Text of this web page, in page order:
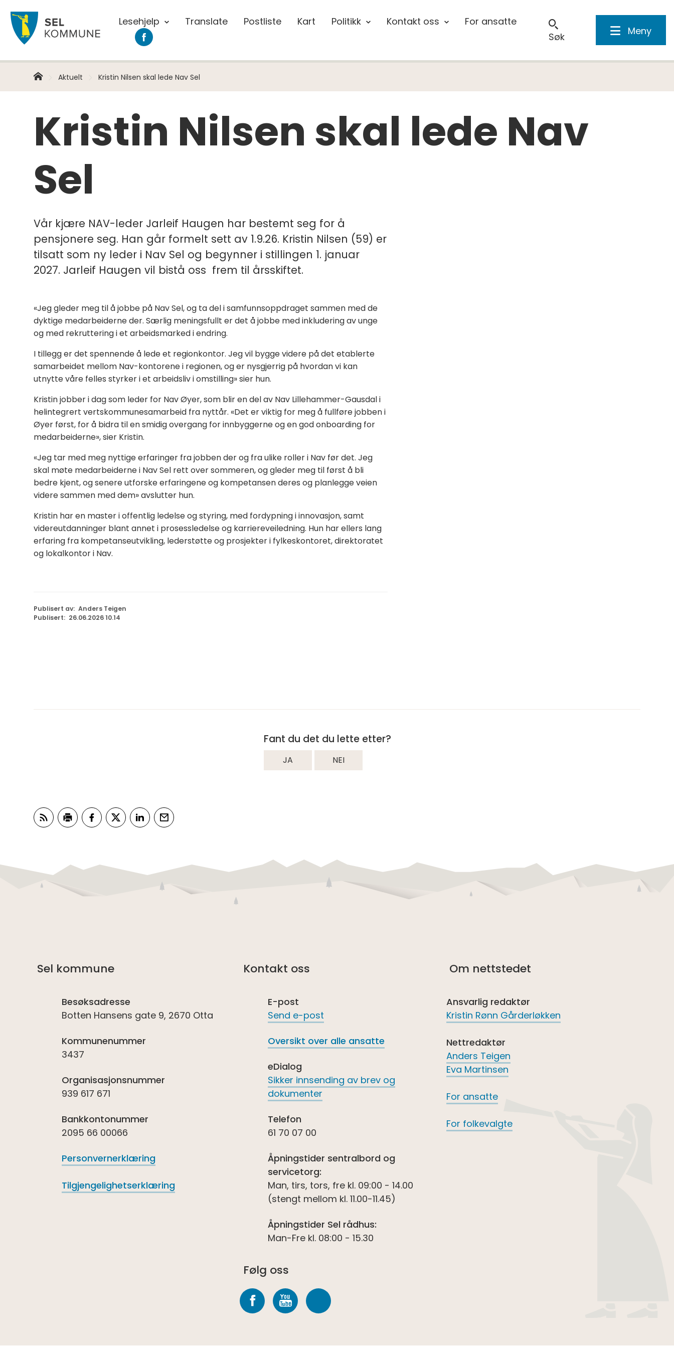
Sel
kommune
Lesehjelp Translate Postliste Kart Politikk Kontakt oss
For ansatte
Sel
på
Facebook
Søk Meny
Du
er
HjemAktuelt Kristin Nilsen skal lede Nav Sel
Kristin Nilsen skal lede Nav
Sel
Vår kjære NAV-leder Jarleif Haugen har bestemt seg for å
pensjonere seg. Han går formelt sett av 1.9.26. Kristin Nilsen (59) er
tilsatt som ny leder i Nav Sel og begynner i stillingen 1. januar
2027. Jarleif Haugen vil bistå oss frem til årsskiftet.
«Jeg gleder meg til å jobbe på Nav Sel, og ta del i samfunnsoppdraget sammen med de
dyktige medarbeiderne der. Særlig meningsfullt er det å jobbe med inkludering av unge
og med rekruttering i et arbeidsmarked i endring.
I tillegg er det spennende å lede et regionkontor. Jeg vil bygge videre på det etablerte
samarbeidet mellom Nav-kontorene i regionen, og er nysgjerrig på hvordan vi kan
utnytte våre felles styrker i et arbeidsliv i omstilling» sier hun.
Kristin jobber i dag som leder for Nav Øyer, som blir en del av Nav Lillehammer-Gausdal i
helintegrert vertskommunesamarbeid fra nyttår. «Det er viktig for meg å fullføre jobben i
Øyer først, for å bidra til en smidig overgang for innbyggerne og en god onboarding for
medarbeiderne», sier Kristin.
«Jeg tar med meg nyttige erfaringer fra jobben der og fra ulike roller i Nav før det. Jeg
skal møte medarbeiderne i Nav Sel rett over sommeren, og gleder meg til først å bli
bedre kjent, og senere utforske erfaringene og kompetansen deres og planlegge veien
videre sammen med dem» avslutter hun.
Kristin har en master i offentlig ledelse og styring, med fordypning i innovasjon, samt
videreutdanninger blant annet i prosessledelse og karriereveiledning. Hun har ellers lang
erfaring fra kompetanseutvikling, lederstøtte og prosjekter i fylkeskontoret, direktoratet
og lokalkontor i Nav.
Publisert av Anders Teigen
Publisert
26.06.2026 10.14
Fant du det du lette etter?
JA NEI
Sel kommune
Besøksadresse
Botten Hansens gate 9, 2670 Otta
Kommunenummer
3437
Organisasjonsnummer
939 617 671
Bankkontonummer
2095 66 00066
Personvernerklæring
Tilgjengelighetserklæring
Kontakt oss
E-post
Send e-post
Oversikt over alle ansatte
eDialog
Sikker innsending av brev og
dokumenter
Telefon
61 70 07 00
Åpningstider sentralbord og
servicetorg:
Man, tirs, tors, fre kl. 09:00 - 14.00
(stengt mellom kl. 11.00-11.45)
Åpningstider Sel rådhus:
Man-Fre kl. 08:00 - 15.30
Følg oss
på
på
på
Om nettstedet
Ansvarlig redaktør
Kristin Rønn Gårderløkken
Nettredaktør
Anders Teigen
Eva Martinsen
For ansatte
For folkevalgte